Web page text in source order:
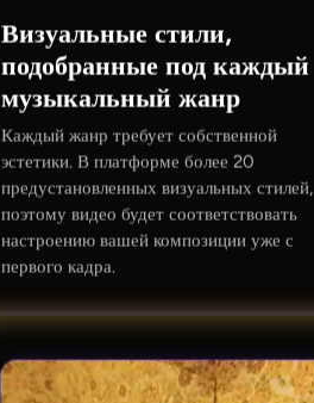
Визуальные стили,
подобранные под каждый
музыкальный жанр
Каждый жанр требует собственной
эстетики. В платформе более 20
предустановленных визуальных стилей,
поэтому видео будет соответствовать
настроению вашей композиции уже с
первого кадра.